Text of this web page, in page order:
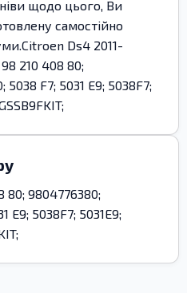
щодо цього, Ви
самостійно
Ds4 2011-
210 408 80;
F7; 5031 E9; 5038F7;
80; 9804776380;
E9; 5038F7; 5031E9;